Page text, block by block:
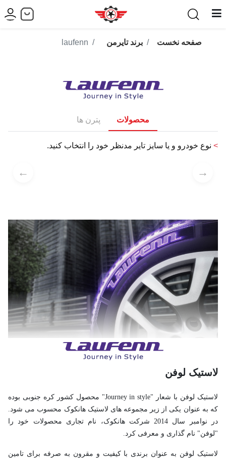
صفحه نخست برند تایرمن laufenn
محصولات پترن ها
> نوع خودرو و یا سایز تایر مدنظر خود را انتخاب کنید.
→
←
لاستیک لوفن
لاستیک لوفن با شعار "Journey in style" محصول کشور کره جنوبی بوده
که به عنوان یکی از زیر مجموعه های لاستیک هانکوک محسوب می شود.
در نوامبر سال 2014 شرکت هانکوک، نام تجاری محصولات خود را
"لوفن" نام گذاری و معرفی کرد.
لاستیک لوفن به عنوان برندی با کیفیت و مقرون به صرفه برای تامین